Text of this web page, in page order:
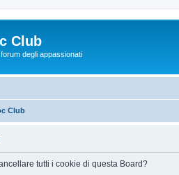
Club
degli appassionati
Club
tutti i cookie di questa Board?